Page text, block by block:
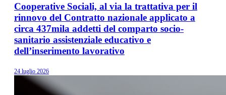
Cooperative Sociali, al via la trattativa per il
rinnovo del Contratto nazionale applicato a
circa 437mila addetti del comparto socio-
sanitario assistenziale educativo e
dell’inserimento lavorativo
24 luglio 2026